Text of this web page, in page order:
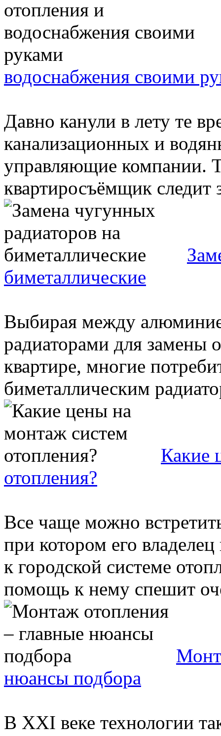
водоснабжения своими
Давно канули в лету те
канализационных и
управляющие компании.
квартиросъёмщик следит
биметаллические
Выбирая между
радиаторами для замены
квартире, многие
биметаллическим
Какие
отопления?
Все чаще можно
при котором его
к городской системе
помощь к нему спешит
нюансы подбора
В XXI веке технологии